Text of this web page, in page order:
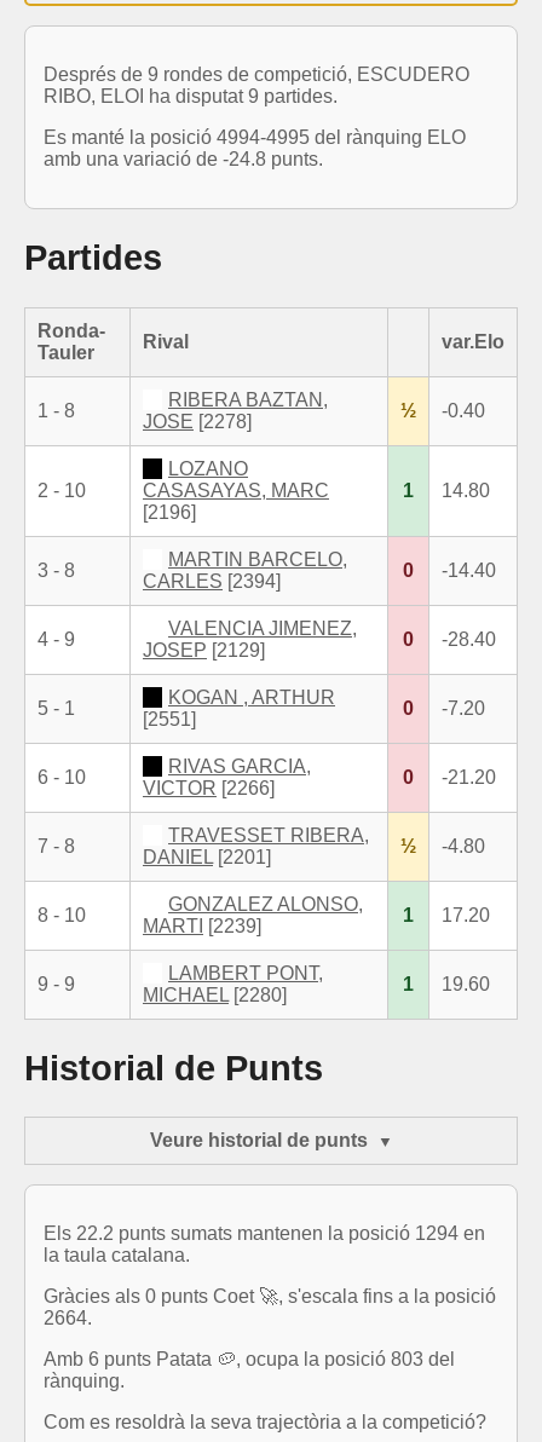
Després de 9 rondes de competició, ESCUDERO
RIBO, ELOI ha disputat 9 partides.
Es manté la posició 4994-4995 del rànquing ELO
amb una variació de -24.8 punts.
Partides
Ronda-
Tauler
Rival var.Elo
1 - 8
RIBERA BAZTAN,
JOSE [2278]
½ -0.40
2 - 10
LOZANO
CASASAYAS, MARC
[2196]
1 14.80
3 - 8
MARTIN BARCELO,
CARLES [2394]
0 -14.40
4 - 9
VALENCIA JIMENEZ,
JOSEP [2129]
0 -28.40
5 - 1
KOGAN , ARTHUR
[2551]
0 -7.20
6 - 10
RIVAS GARCIA,
VICTOR [2266]
0 -21.20
7 - 8
TRAVESSET RIBERA,
DANIEL [2201]
½ -4.80
8 - 10
GONZALEZ ALONSO,
MARTI [2239]
1 17.20
9 - 9
LAMBERT PONT,
MICHAEL [2280]
1 19.60
Historial de Punts
Veure historial de punts
Els 22.2 punts sumats mantenen la posició 1294 en
la taula catalana.
Gràcies als 0 punts Coet 🚀, s'escala fins a la posició
2664.
Amb 6 punts Patata 🥔, ocupa la posició 803 del
rànquing.
Com es resoldrà la seva trajectòria a la competició?